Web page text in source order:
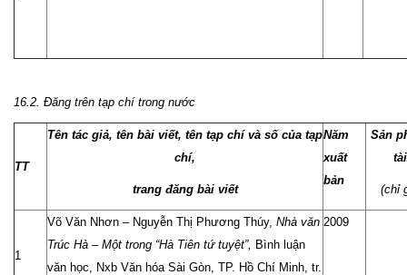
16.2. Đăng trên tạp chí trong nước
TT
Tên tác giả, tên bài viết, tên tạp chí và số của tạp
chí,
trang đăng bài viết
Năm
xuất
bản
Sản
(chỉ
1
Võ Văn Nhơn – Nguyễn Thị Phương Thúy, Nhà văn
Trúc Hà – Một trong “Hà Tiên tứ tuyệt”, Bình luận
văn học, Nxb Văn hóa Sài Gòn, TP. Hồ Chí Minh, tr.
2009